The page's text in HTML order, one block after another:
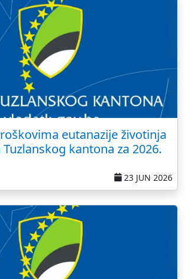
eutanazije životinja
kantona za 2026.
23 JUN 2026